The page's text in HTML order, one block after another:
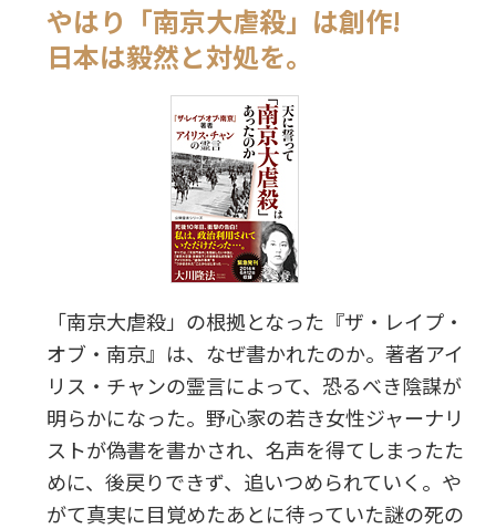
やはり「南京大虐殺」は創作!
日本は毅然と対処を。
「南京大虐殺」の根拠となった『ザ・レイプ・
オブ・南京』は、なぜ書かれたのか。著者アイ
リス・チャンの霊言によって、恐るべき陰謀が
明らかになった。野心家の若き女性ジャーナリ
ストが偽書を書かされ、名声を得てしまったた
めに、後戻りできず、追いつめられていく。や
がて真実に目覚めたあとに待っていた謎の死の